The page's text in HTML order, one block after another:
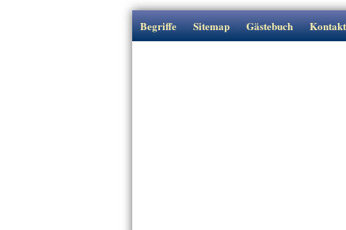
Begriffe Sitemap Gästebuch Kontakt